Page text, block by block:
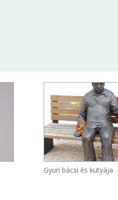
Gyuri bácsi és kutyája